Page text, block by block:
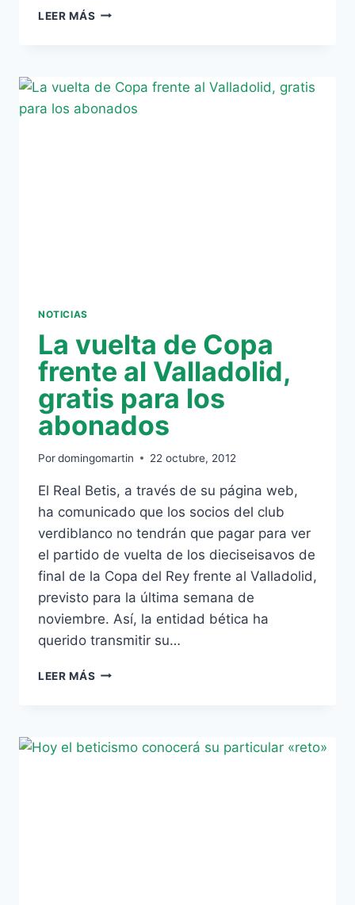
LEER MÁS 56.000
NOTICIAS
La vuelta de Copa
frente al Valladolid,
gratis para los
abonados
Pordomingomartin 22 octubre, 2012
El Real Betis, a través de su página web,
ha comunicado que los socios del club
verdiblanco no tendrán que pagar para ver
el partido de vuelta de los dieciseisavos de
final de la Copa del Rey frente al Valladolid,
previsto para la última semana de
noviembre. Así, la entidad bética ha
querido transmitir su…
LEER MÁS LA
AL